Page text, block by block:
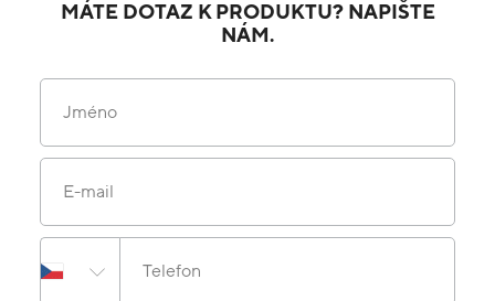
MÁTE DOTAZ K PRODUKTU? NAPIŠTE
NÁM.
Jméno
E-mail
Telefon